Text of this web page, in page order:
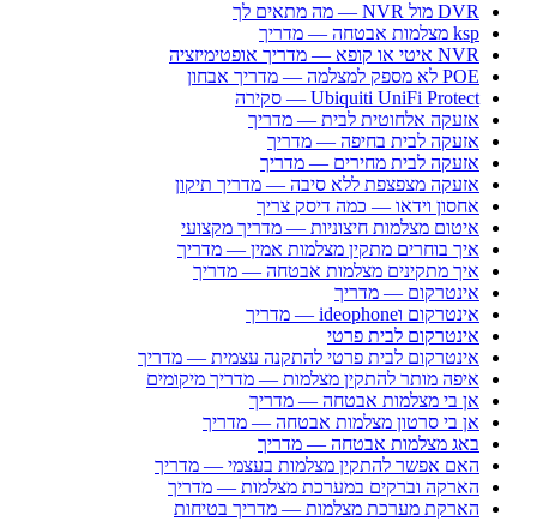
DVR מול NVR — מה מתאים לך
ksp מצלמות אבטחה — מדריך
NVR איטי או קופא — מדריך אופטימיזציה
POE לא מספק למצלמה — מדריך אבחון
Ubiquiti UniFi Protect — סקירה
אזעקה אלחוטית לבית — מדריך
אזעקה לבית בחיפה — מדריך
אזעקה לבית מחירים — מדריך
אזעקה מצפצפת ללא סיבה — מדריך תיקון
אחסון וידאו — כמה דיסק צריך
איטום מצלמות חיצוניות — מדריך מקצועי
איך בוחרים מתקין מצלמות אמין — מדריך
איך מתקינים מצלמות אבטחה — מדריך
אינטרקום — מדריך
אינטרקום וideophone — מדריך
אינטרקום לבית פרטי
אינטרקום לבית פרטי להתקנה עצמית — מדריך
איפה מותר להתקין מצלמות — מדריך מיקומים
אן בי מצלמות אבטחה — מדריך
אן בי סרטון מצלמות אבטחה — מדריך
באג מצלמות אבטחה — מדריך
האם אפשר להתקין מצלמות בעצמי — מדריך
הארקה וברקים במערכת מצלמות — מדריך
הארקת מערכת מצלמות — מדריך בטיחות